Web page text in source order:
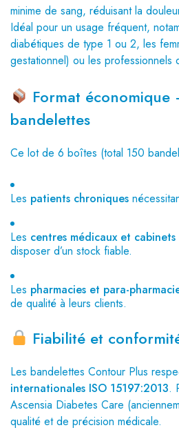
minime de sang, réduisant la
Idéal pour un usage fréquent,
diabétiques de type 1 ou 2, les
gestationnel) ou les professionnels
Format
bandelettes
Ce lot de 6 boîtes (total 150
Les patients chroniques
Les centres médicaux et
disposer d’un stock fiable.
Les pharmacies et para-
de qualité à leurs clients.
Fiabilité et
Les bandelettes Contour Plus
internationales ISO 15197:2013.
Ascensia Diabetes Care
qualité et de précision médicale.